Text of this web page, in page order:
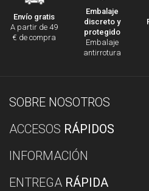
Envío gratis
A partir de 49
€ de compra
Embalaje
discreto y
protegido
Embalaje
antirrotura
SOBRE NOSOTROS
ACCESOS RÁPIDOS
INFORMACIÓN
ENTREGA RÁPIDA